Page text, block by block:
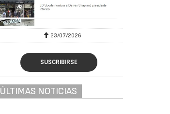
23/07/2026
SUSCRIBIRSE
ÚLTIMAS NOTICIAS